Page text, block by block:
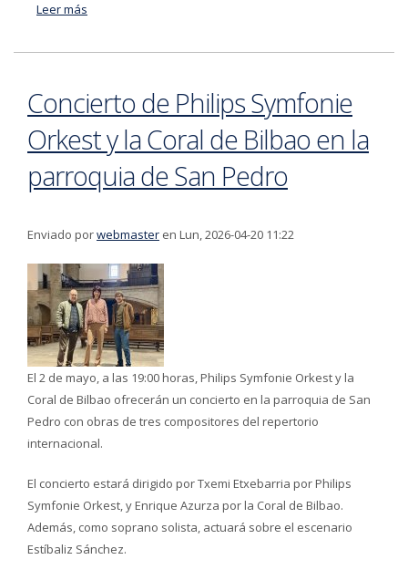
Leer más
en euskera para los comerciantes
Concierto de Philips Symfonie
Orkest y la Coral de Bilbao en la
parroquia de San Pedro
Enviado porwebmaster en Lun, 2026-04-20 11:22
El 2 de mayo, a las 19:00 horas, Philips Symfonie Orkest y la
Coral de Bilbao ofrecerán un concierto en la parroquia de San
Pedro con obras de tres compositores del repertorio
internacional.
El concierto estará dirigido por Txemi Etxebarria por Philips
Symfonie Orkest, y Enrique Azurza por la Coral de Bilbao.
Además, como soprano solista, actuará sobre el escenario
Estíbaliz Sánchez.